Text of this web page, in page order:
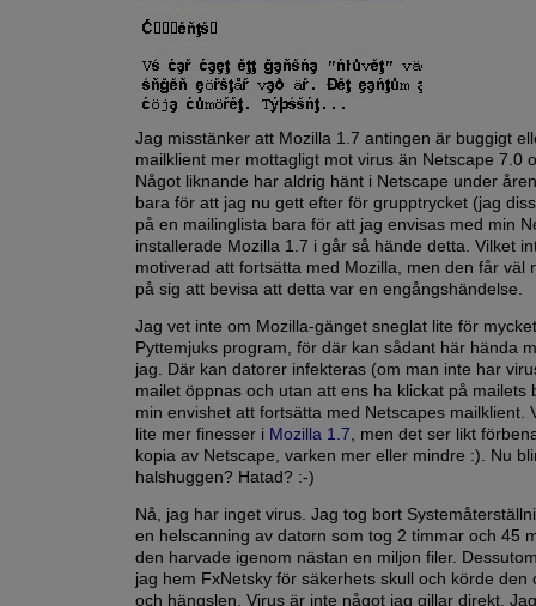
Jag misstänker att Mozilla 1.7 antingen är buggigt
mailklient mer mottagligt mot virus än Netscape 7.0
Något liknande har aldrig hänt i Netscape under
bara för att jag nu gett efter för grupptrycket (jag
på en mailinglista bara för att jag envisas med min
installerade Mozilla 1.7 i går så hände detta. Vilket
motiverad att fortsätta med Mozilla, men den får väl
på sig att bevisa att detta var en engångshändelse.
Jag vet inte om Mozilla-gänget sneglat lite för
Pyttemjuks program, för där kan sådant här hända
jag. Där kan datorer infekteras (om man inte har
mailet öppnas och utan att ens ha klickat på mailets
min envishet att fortsätta med Netscapes mailklient.
lite mer finesser i Mozilla 1.7, men det ser likt
kopia av Netscape, varken mer eller mindre :). Nu
halshuggen? Hatad? :-)
Nå, jag har inget virus. Jag tog bort
en helscanning av datorn som tog 2 timmar och 45
den harvade igenom nästan en miljon filer.
jag hem FxNetsky för säkerhets skull och körde den
och hängslen. Virus är inte något jag gillar direkt.